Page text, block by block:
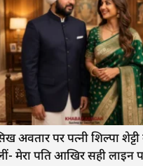
अवतार पर पत्नी शिल्पा
मेरा पति आखिर सही लाइन